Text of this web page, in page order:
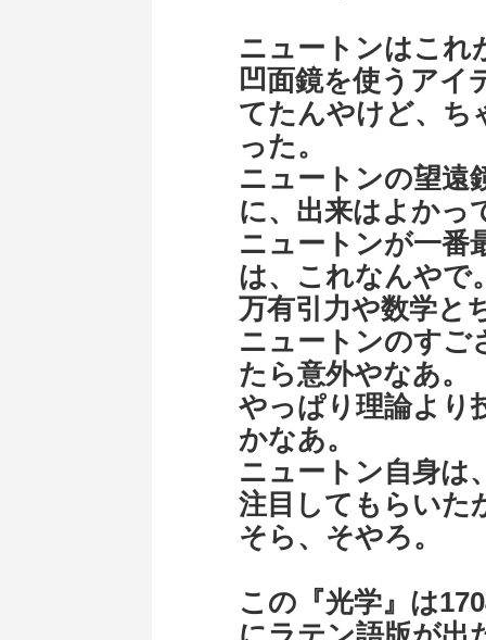
ニュートンはこれ
凹面鏡を使うアイ
てたんやけど、ち
った。
ニュートンの望遠
に、出来はよかっ
ニュートンが一番
は、これなんや
万有引力や数学と
ニュートンのすご
たら意外やなあ。
やっぱり理論より
かなあ。
ニュートン自身は
注目してもらいた
そら、そやろ。
この『光学』は